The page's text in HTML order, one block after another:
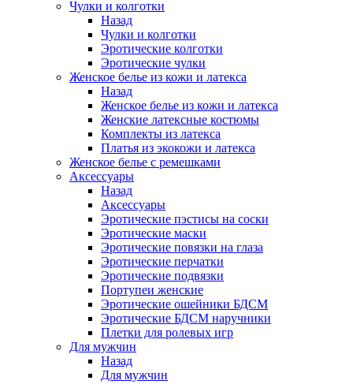
Чулки и колготки
Назад
Чулки и колготки
Эротические колготки
Эротические чулки
Женское белье из кожи и латекса
Назад
Женское белье из кожи и латекса
Женские латексные костюмы
Комплекты из латекса
Платья из экокожи и латекса
Женское белье с ремешками
Аксессуары
Назад
Аксессуары
Эротические пэстисы на соски
Эротические маски
Эротические повязки на глаза
Эротические перчатки
Эротические подвязки
Портупеи женские
Эротические ошейники БДСМ
Эротические БДСМ наручники
Плетки для ролевых игр
Для мужчин
Назад
Для мужчин